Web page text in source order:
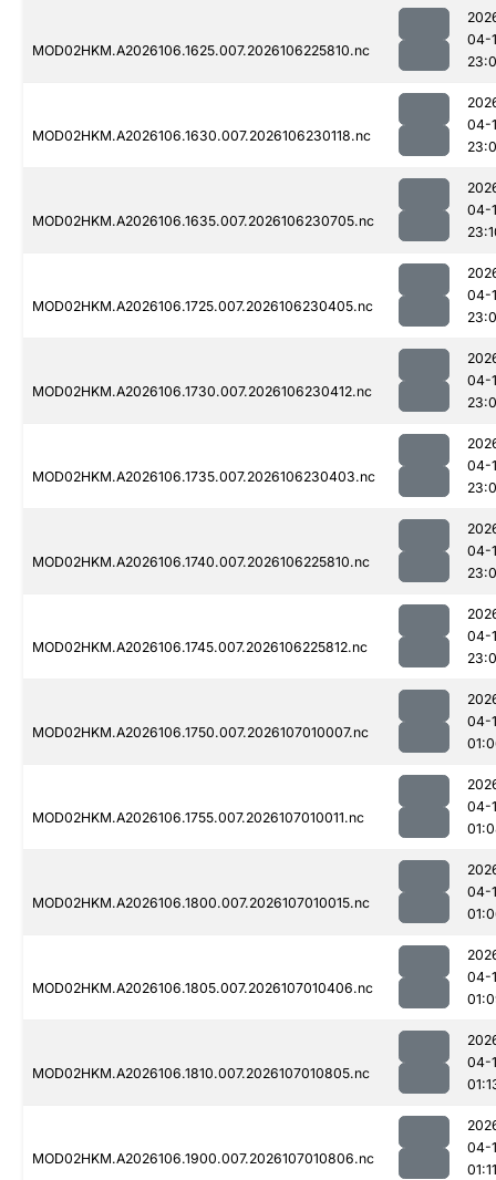
MOD02HKM.A2026106.1625.007.2026106225810.nc
04-
MOD02HKM.A2026106.1630.007.2026106230118.nc
04-
MOD02HKM.A2026106.1635.007.2026106230705.nc
04-
MOD02HKM.A2026106.1725.007.2026106230405.nc
04-
MOD02HKM.A2026106.1730.007.2026106230412.nc
04-
MOD02HKM.A2026106.1735.007.2026106230403.nc
04-
MOD02HKM.A2026106.1740.007.2026106225810.nc
04-
MOD02HKM.A2026106.1745.007.2026106225812.nc
04-
MOD02HKM.A2026106.1750.007.2026107010007.nc
04-
MOD02HKM.A2026106.1755.007.2026107010011.nc
04-
MOD02HKM.A2026106.1800.007.2026107010015.nc
04-
MOD02HKM.A2026106.1805.007.2026107010406.nc
04-
MOD02HKM.A2026106.1810.007.2026107010805.nc
04-
MOD02HKM.A2026106.1900.007.2026107010806.nc
04-
01:11